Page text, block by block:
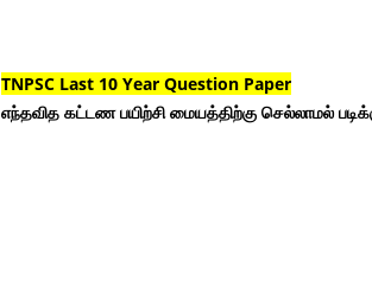
TNPSC Last 10 Year Question Paper
எந்தவித கட்டண பயிற்சி மையத்திற்கு செல்லாமல்